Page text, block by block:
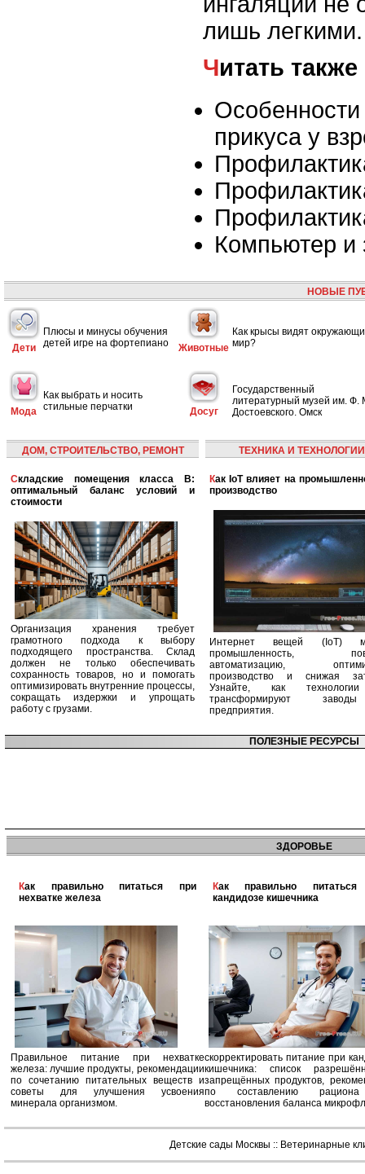
лишь легкими.
Читать также
прикуса у
Компьютер и
НОВЫЕ
Дети
Плюсы и минусы обучения
детей игре на фортепиано
Животные
Как крысы видят
мир?
Мода
Как выбрать и носить
стильные перчатки
Досуг
Государственный
литературный музей им. Ф.
Достоевского. Омск
ДОМ, СТРОИТЕЛЬСТВО, РЕМОНТ
Складские помещения класса B:
оптимальный баланс условий и
стоимости
Организация хранения требует
грамотного подхода к выбору
подходящего пространства. Склад
должен не только обеспечивать
сохранность товаров, но и помогать
оптимизировать внутренние процессы,
сокращать издержки и упрощать
работу с грузами.
ТЕХНИКА И ТЕХНОЛОГИИ
Как IoT влияет на промышленность и
производство
Интернет вещей (IoT)
промышленность,
автоматизацию,
производство и снижая
Узнайте, как
трансформируют
предприятия.
ПОЛЕЗНЫЕ РЕСУРСЫ
ЗДОРОВЬЕ
Как правильно питаться при
нехватке железа
Правильное питание при нехватке
железа: лучшие продукты, рекомендации
по сочетанию питательных веществ и
советы для улучшения усвоения
минерала организмом.
Как правильно питаться при
кандидозе кишечника
скорректировать питание при
кишечника: список
запрещённых продуктов,
по составлению
восстановления баланса
Детские сады Москвы :: Ветеринарные